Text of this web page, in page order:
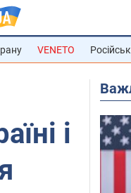
VENETO
і